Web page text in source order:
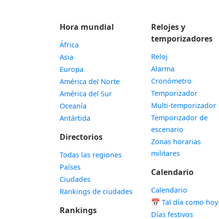
Hora mundial
África
Asia
Europa
América del Norte
América del Sur
Oceanía
Antártida
Directorios
Todas las regiones
Países
Ciudades
Rankings de ciudades
Rankings
Relojes y
temporizadores
Reloj
Alarma
Cronómetro
Temporizador
Multi-temporizador
Temporizador de
escenario
Zonas horarias
militares
Calendario
Calendario
📅 Tal día como hoy
Días festivos